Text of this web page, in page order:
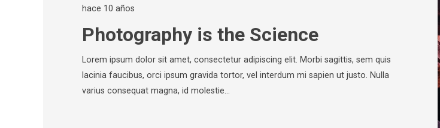
hace 10 años
Photography is the Science
Lorem ipsum dolor sit amet, consectetur adipiscing elit. Morbi sagittis, sem quis
lacinia faucibus, orci ipsum gravida tortor, vel interdum mi sapien ut justo. Nulla
varius consequat magna, id molestie…